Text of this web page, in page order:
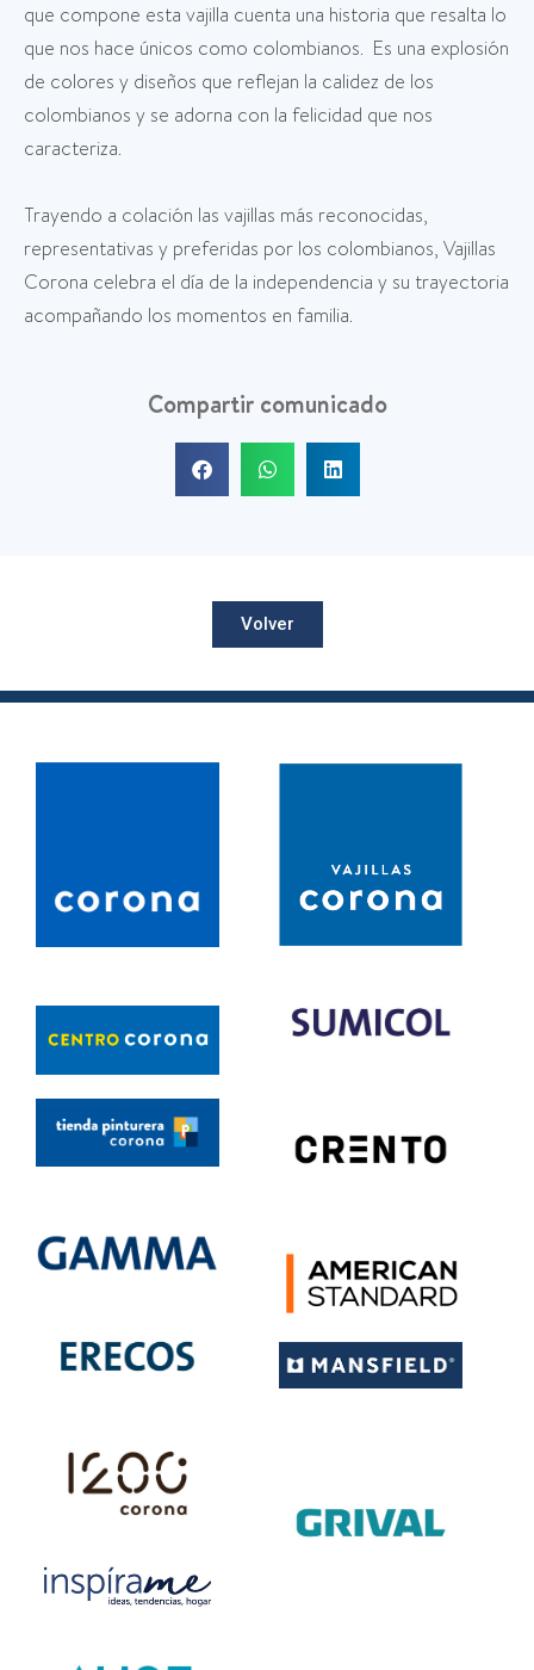
que compone esta vajilla cuenta una historia que resalta lo
que nos hace únicos como colombianos. Es una explosión
de colores y diseños que reflejan la calidez de los
colombianos y se adorna con la felicidad que nos
caracteriza.
Trayendo a colación las vajillas más reconocidas,
representativas y preferidas por los colombianos, Vajillas
Corona celebra el día de la independencia y su trayectoria
acompañando los momentos en familia.
Compartir comunicado
Volver